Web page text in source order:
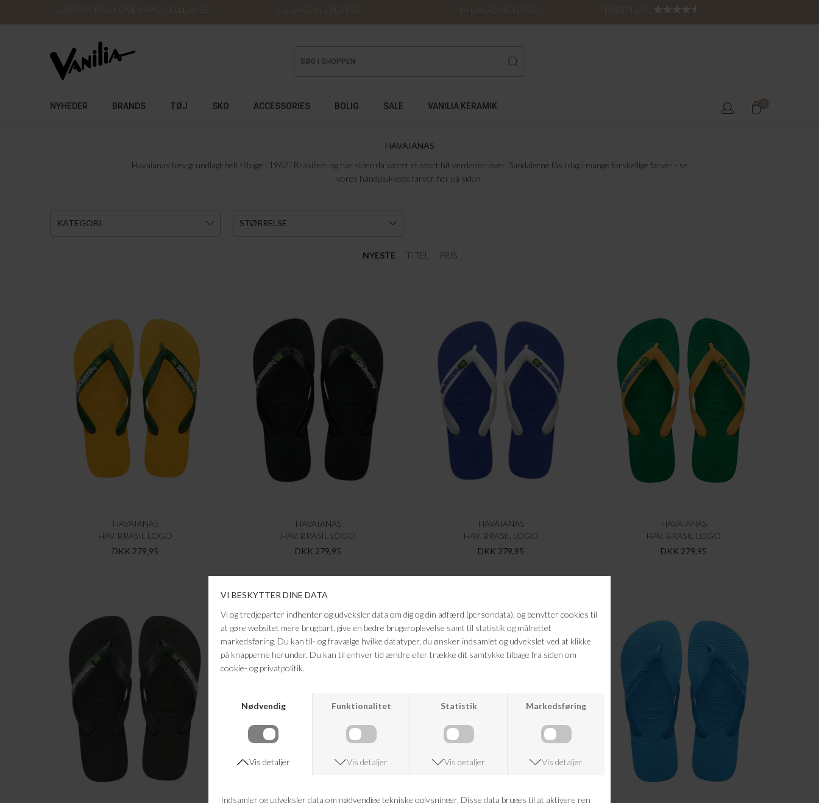
GRATIS FRAGT OVER 499,- / ELLERS 35,- 1-2 DAGES LEVERING 14 DAGES RETURRET
NYHEDER BRANDS TØJ SKO ACCESSORIES BOLIG SALE VANILIA KERAMIK 0
HAVAIANAS
Havaianas blev grundlagt helt tilbage i 1962 i Brasilien, og har siden da været et stort hit verdenen over. Sandalerne fås i dag i mange forskellige farver - se
vores håndplukkede farver her på siden.
KATEGORI STØRRELSE
NYESTE TITEL PRIS
HAVAIANAS
HAV. BRASIL LOGO
DKK 279,95
HAVAIANAS
HAV. BRASIL LOGO
DKK 279,95
HAVAIANAS
HAV. BRASIL LOGO
DKK 279,95
HAVAIANAS
HAV. BRASIL LOGO
DKK 279,95